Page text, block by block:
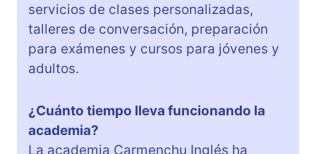
servicios de clases personalizadas,
talleres de conversación, preparación
para exámenes y cursos para jóvenes y
adultos.
¿Cuánto tiempo lleva funcionando la
academia?
La academia Carmenchu Inglés ha